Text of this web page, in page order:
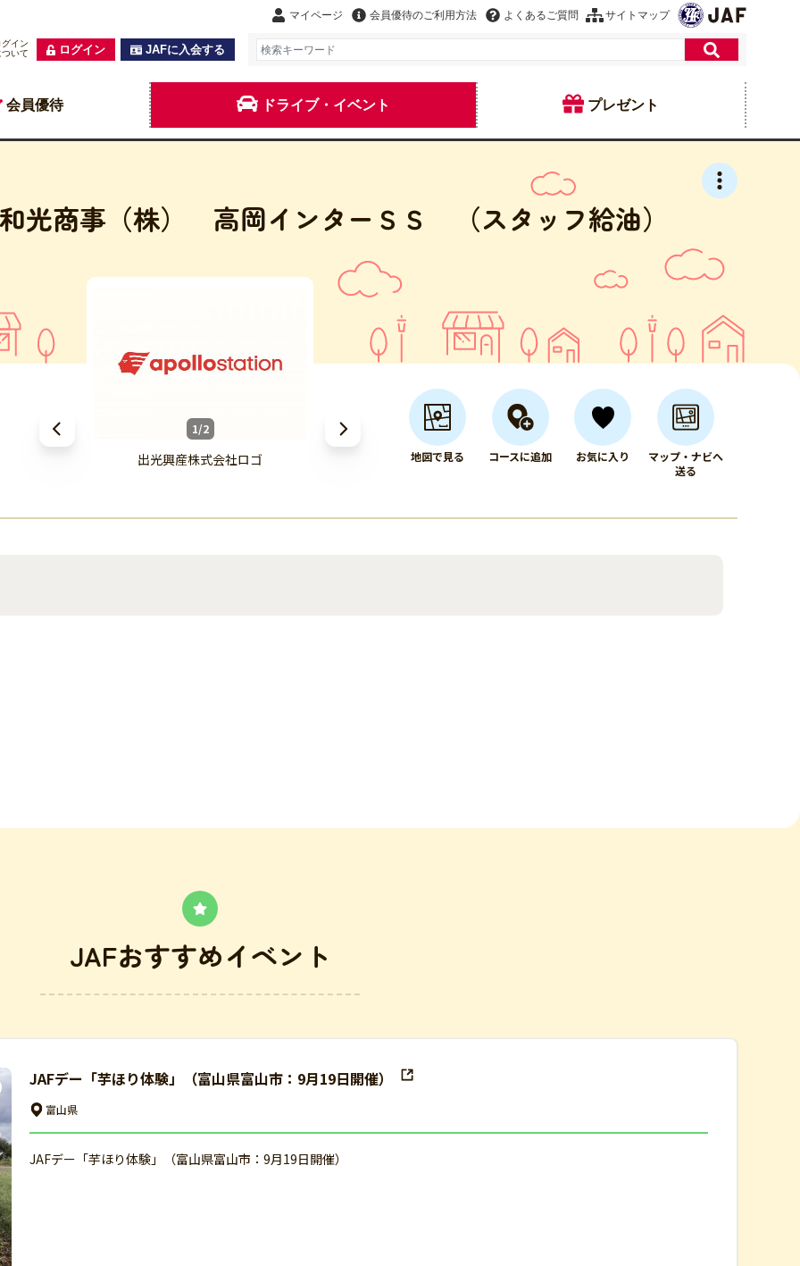
マイページ 会員優待のご利用方法 よくあるご質問 サイトマップ
グイン
ついて
ログイン JAFに入会する
会員優待 ドライブ・イベント プレゼント
光商事（株） 高岡インターＳＳ （スタッフ給油）
1/2
出光興産株式会社ロゴ 地図で見る コースに追加 お気に入り
マップ・ナビへ
送る
JAFおすすめイベント
JAFデー「芋ほり体験」（富山県富山市：9月19日開催）
富山県
JAFデー「芋ほり体験」（富山県富山市：9月19日開催）